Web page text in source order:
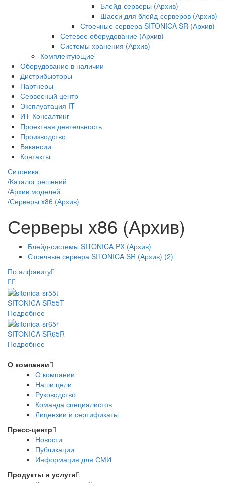
Блейд-серверы (Архив)
Шасси для блейд-серверов (Архив)
Стоечные сервера SITONICA SR (Архив)
Сетевое оборудование (Архив)
Системы хранения (Архив)
Комплектующие
Оборудование в наличии
Дистрибьюторы
Партнеры
Сервесный центр
Эксплуатация IT
ИТ-Консалтинг
Проектная деятельность
Производство
Вакансии
Контакты
Ситоника
/Каталог решений
/Архив моделей
/Серверы x86 (Архив)
Серверы x86 (Архив)
Блейд-системы SITONICA PX (Архив)
Стоечные сервера SITONICA SR (Архив) (2)
По алфавиту
SITONICA SR55T
Подробнее
SITONICA SR65R
Подробнее
О компании
О компании
Наши цели
Руководство
Команда специалистов
Лицензии и сертификаты
Пресс-центр
Новости
Публикации
Информация для СМИ
Продукты и услуги